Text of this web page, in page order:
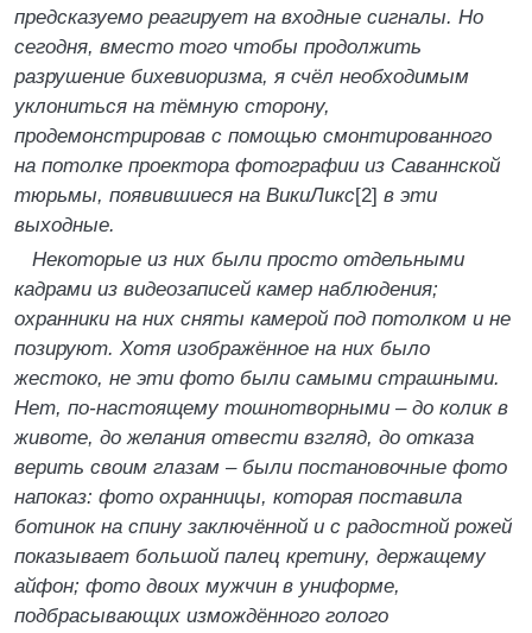
предсказуемо реагирует на входные сигналы. Но
сегодня, вместо того чтобы продолжить
разрушение бихевиоризма, я счёл необходимым
уклониться на тёмную сторону,
продемонстрировав с помощью смонтированного
на потолке проектора фотографии из Саваннской
тюрьмы, появившиеся на ВикиЛикс[2] в эти
выходные.
Некоторые из них были просто отдельными
кадрами из видеозаписей камер наблюдения;
охранники на них сняты камерой под потолком и не
позируют. Хотя изображённое на них было
жестоко, не эти фото были самыми страшными.
Нет, по-настоящему тошнотворными – до колик в
животе, до желания отвести взгляд, до отказа
верить своим глазам – были постановочные фото
напоказ: фото охранницы, которая поставила
ботинок на спину заключённой и с радостной рожей
показывает большой палец кретину, держащему
айфон; фото двоих мужчин в униформе,
подбрасывающих измождённого голого